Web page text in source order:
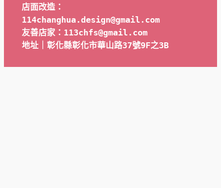
店面改造：
114changhua.design@gmail.com
友善店家：113chfs@gmail.com
地址｜彰化縣彰化市華山路37號9F之3B